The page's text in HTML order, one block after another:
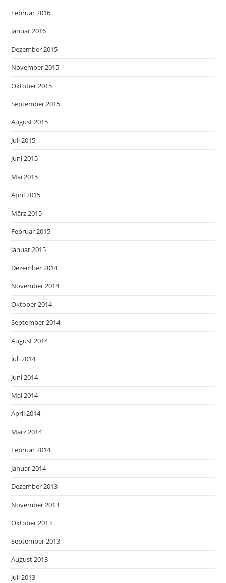
Februar 2016
Januar 2016
Dezember 2015
November 2015
Oktober 2015
September 2015
August 2015
Juli 2015
Juni 2015
Mai 2015
April 2015
März 2015
Februar 2015
Januar 2015
Dezember 2014
November 2014
Oktober 2014
September 2014
August 2014
Juli 2014
Juni 2014
Mai 2014
April 2014
März 2014
Februar 2014
Januar 2014
Dezember 2013
November 2013
Oktober 2013
September 2013
August 2013
Juli 2013